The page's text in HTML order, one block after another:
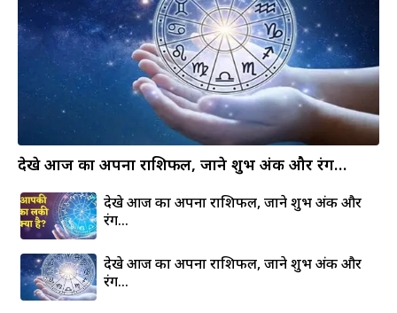
देखे आज का अपना राशिफल, जाने शुभ अंक और रंग…
देखे आज का अपना राशिफल, जाने शुभ अंक और
रंग…
देखे आज का अपना राशिफल, जाने शुभ अंक और
रंग…